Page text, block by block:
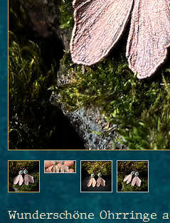
Wunderschöne Ohrringe